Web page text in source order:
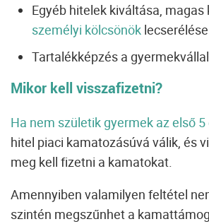
Egyéb hitelek kiváltása,
személyi kölcsönök lecserélése.
Tartalékképzés a
Mikor kell visszafizetni?
Ha nem születik gyermek az első 5
hitel piaci kamatozásúvá válik, és
meg kell fizetni a kamatokat.
Amennyiben valamilyen feltétel
szintén megszűnhet a